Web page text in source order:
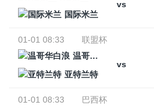
vs
国际米兰
01-01 08:33
联盟杯
温哥华白浪
vs
亚特兰特
01-01 08:33
巴西杯